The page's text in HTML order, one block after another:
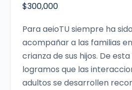
$300,000
Para aeioTU siempre ha
acompañar a las familias
crianza de sus hijos. De
logramos que las
adultos se desarrollen